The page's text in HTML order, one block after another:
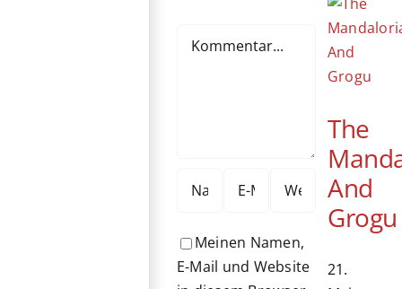
Meinen Namen,
E-Mail und Website
The
And
Grogu
21.